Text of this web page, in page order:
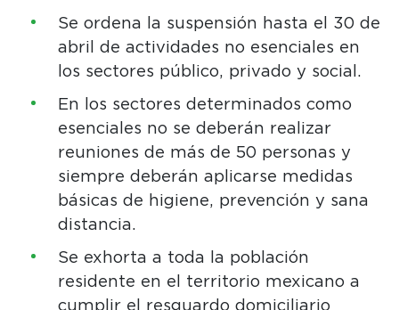
Se ordena la suspensión hasta el 30 de
abril de actividades no esenciales en
los sectores público, privado y social.
En los sectores determinados como
esenciales no se deberán realizar
reuniones de más de 50 personas y
siempre deberán aplicarse medidas
básicas de higiene, prevención y sana
distancia.
Se exhorta a toda la población
residente en el territorio mexicano a
cumplir el resguardo domiciliario